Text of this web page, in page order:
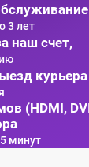
3 лет
наш счет,
курьера
(HDMI,
минут